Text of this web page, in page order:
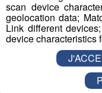
Nathan est allé
dans la Vallée du
scan device
geolocation data;
Link different
device characteristics